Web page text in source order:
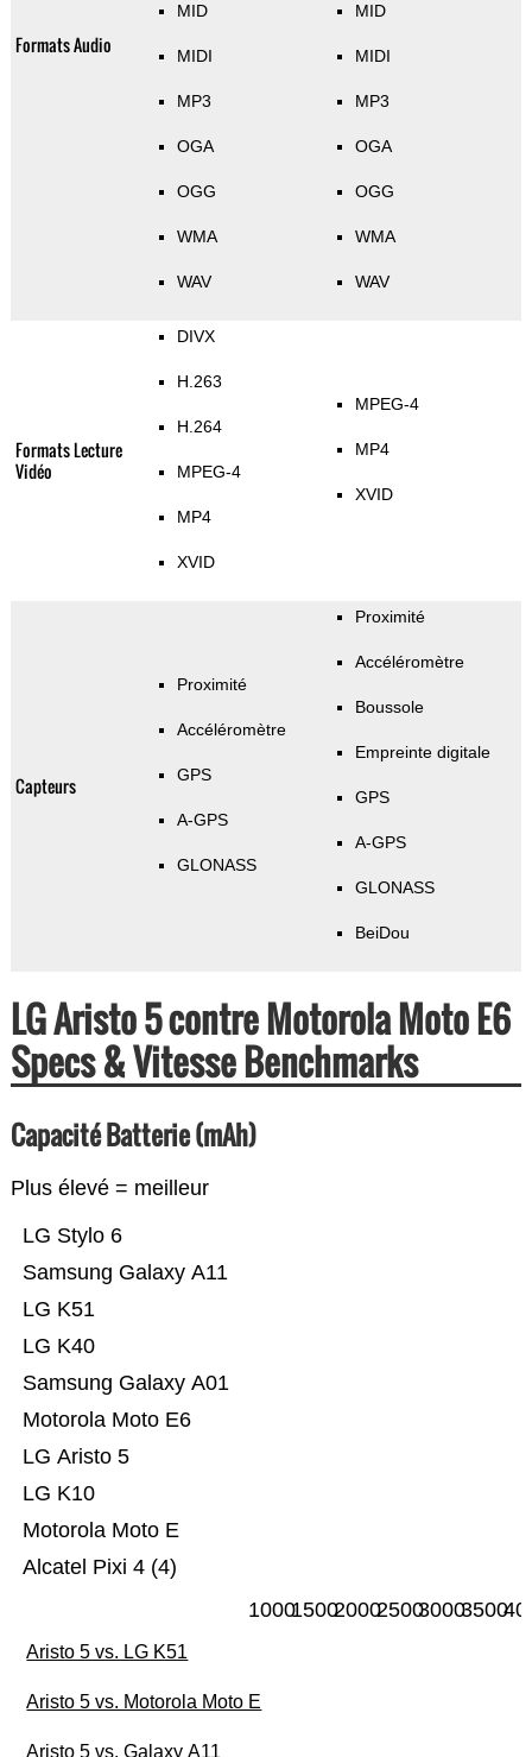
Formats Audio
MID
MIDI
MP3
OGA
OGG
WMA
WAV
MID
MIDI
MP3
OGA
OGG
WMA
WAV
Formats Lecture
Vidéo
DIVX
H.263
H.264
MPEG-4
MP4
XVID
MPEG-4
MP4
XVID
Capteurs
Proximité
Accéléromètre
GPS
A-GPS
GLONASS
Proximité
Accéléromètre
Boussole
Empreinte digitale
GPS
A-GPS
GLONASS
BeiDou
LG Aristo 5 contre Motorola Moto E6
Specs & Vitesse Benchmarks
Capacité Batterie (mAh)
Plus élevé = meilleur
Alcatel Pixi 4 (4)
Motorola Moto E
LG K10
LG Aristo 5
Motorola Moto E6
Samsung Galaxy A01
LG K40
LG K51
Samsung Galaxy A11
LG Stylo 6
100015002000250030003500
Aristo 5 vs. LG K51
Aristo 5 vs. Motorola Moto E
Aristo 5 vs. Galaxy A11